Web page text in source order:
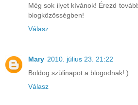
Még sok ilyet kívánok! Érezd
blogközösségben!
Válasz
Mary 2010. július 23. 21:22
Boldog szülinapot a blogodnak!:)
Válasz